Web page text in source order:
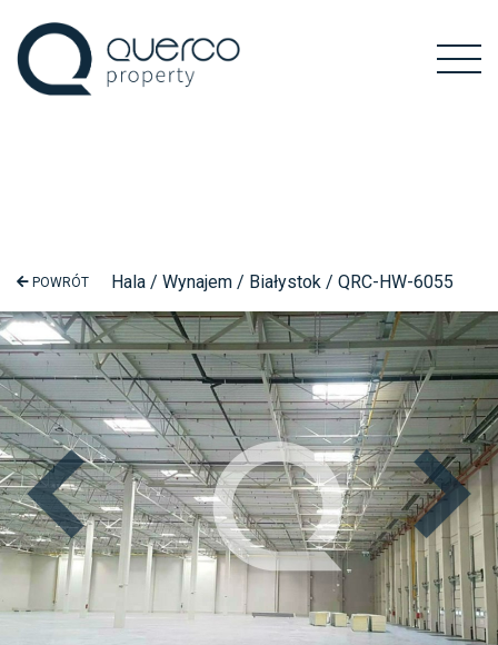
POWRÓT Hala / Wynajem / Białystok / QRC-HW-6055